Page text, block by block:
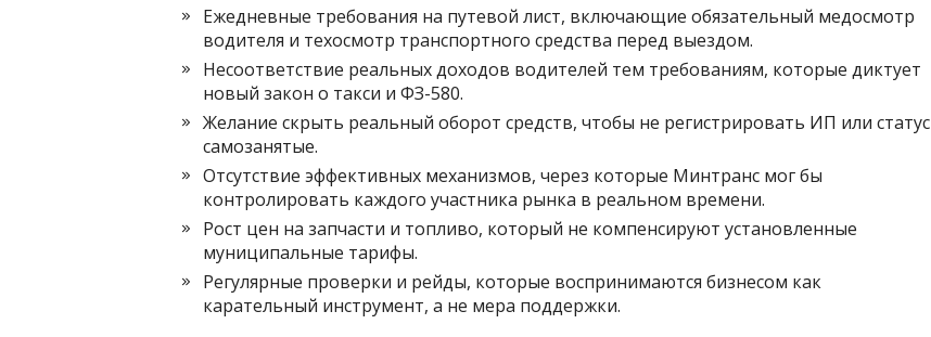
Ежедневные требования на путевой лист, включающие обязательный медосмотр
водителя и техосмотр транспортного средства перед выездом.
Несоответствие реальных доходов водителей тем требованиям, которые диктует
новый закон о такси и ФЗ-580.
Желание скрыть реальный оборот средств, чтобы не регистрировать ИП или статус
самозанятые.
Отсутствие эффективных механизмов, через которые Минтранс мог бы
контролировать каждого участника рынка в реальном времени.
Рост цен на запчасти и топливо, который не компенсируют установленные
муниципальные тарифы.
Регулярные проверки и рейды, которые воспринимаются бизнесом как
карательный инструмент, а не мера поддержки.